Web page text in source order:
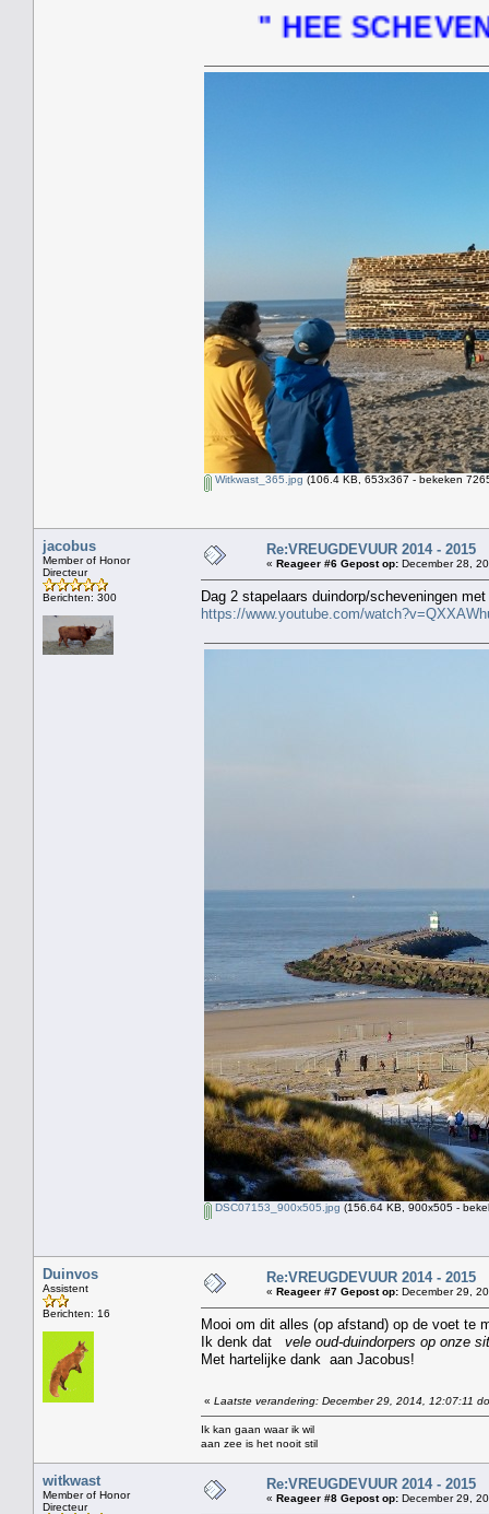
" HEE SCHEVENINGEN
Witkwast_365.jpg (106.4 KB, 653x367 - bekeken
jacobus
Member of Honor
Directeur
Berichten: 300
Re:VREUGDEVUUR 2014 - 2015
« Reageer #6 Gepost op: December 28,
Dag 2 stapelaars duindorp/scheveningen
https://www.youtube.com/
DSC07153_900x505.jpg (156.64 KB, 900x505 -
Duinvos
Assistent
Berichten: 16
Re:VREUGDEVUUR 2014 - 2015
« Reageer #7 Gepost op: December 29,
Mooi om dit alles (op afstand) op de voet te
Ik denk dat vele oud-duindorpers op onze
Met hartelijke dank aan Jacobus!
« Laatste verandering: December 29, 2014, 12:07:11
Ik kan gaan waar ik wil
aan zee is het nooit stil
witkwast
Member of Honor
Directeur
Re:VREUGDEVUUR 2014 - 2015
« Reageer #8 Gepost op: December 29,